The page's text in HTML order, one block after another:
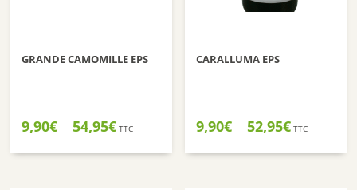
GRANDE CAMOMILLE EPS
9,90€ – 54,95€Plage
prix :
TTC
CARALLUMA EPS
9,90€ – 52,95€Plage
prix :
TTC